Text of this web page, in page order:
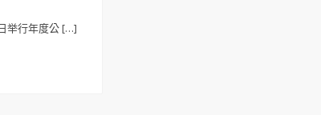
举行年度公 […]